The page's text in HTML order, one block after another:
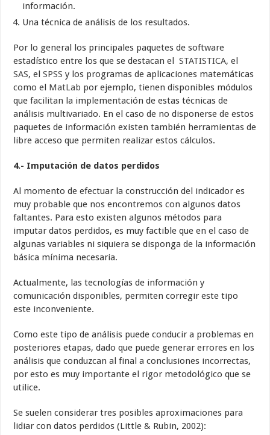
información.
Una técnica de análisis de los resultados.
Por lo general los principales paquetes de software
estadístico entre los que se destacan elSTATISTICA, el
SAS, elSPSS y los programas de aplicaciones matemáticas
como el MatLab por ejemplo, tienen disponibles módulos
que facilitan la implementación de estas técnicas de
análisis multivariado. En el caso de no disponerse de estos
paquetes de información existen también herramientas de
libre acceso que permiten realizar estos cálculos.
4.- Imputación de datos perdidos
Al momento de efectuar la construcción del indicador es
muy probable que nos encontremos con algunos datos
faltantes. Para esto existen algunos métodos para
imputar datos perdidos, es muy factible que en el caso de
algunas variables ni siquiera se disponga de la información
básica mínima necesaria.
Actualmente, las tecnologías de información y
comunicación disponibles, permiten corregir este tipo
este inconveniente.
Como este tipo de análisis puede conducir a problemas en
posteriores etapas, dado que puede generar errores en los
análisis que conduzcan al final a conclusiones incorrectas,
por esto es muy importante el rigor metodológico que se
utilice.
Se suelen considerar tres posibles aproximaciones para
lidiar con datos perdidos (Little & Rubin, 2002):